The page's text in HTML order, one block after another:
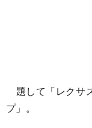
題して「レクサ
プ」。